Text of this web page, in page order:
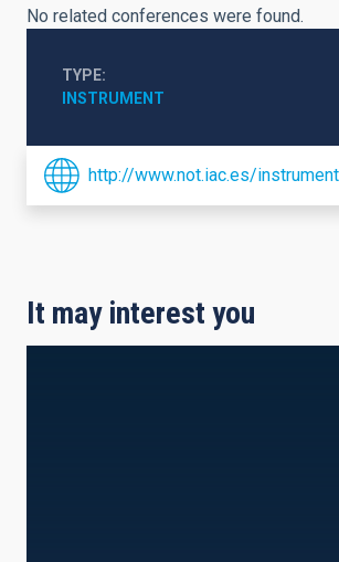
No related conferences were found.
TYPE
INSTRUMENT
http://www.not.iac.es/
It may interest you